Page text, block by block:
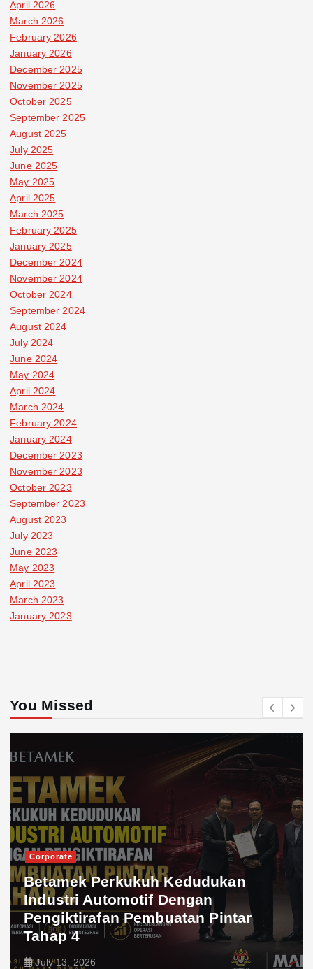
April 2026
March 2026
February 2026
January 2026
December 2025
November 2025
October 2025
September 2025
August 2025
July 2025
June 2025
May 2025
April 2025
March 2025
February 2025
January 2025
December 2024
November 2024
October 2024
September 2024
August 2024
July 2024
June 2024
May 2024
April 2024
March 2024
February 2024
January 2024
December 2023
November 2023
October 2023
September 2023
August 2023
July 2023
June 2023
May 2023
April 2023
March 2023
January 2023
You Missed
Corporate
Betamek Perkukuh Kedudukan
Industri Automotif Dengan
Pengiktirafan Pembuatan Pintar
Tahap 4
July 13, 2026